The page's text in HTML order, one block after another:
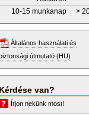
10-15 munkanap
>
Általános használati és
útmutató (HU)
Kérdése van?
Írjon nekünk most!